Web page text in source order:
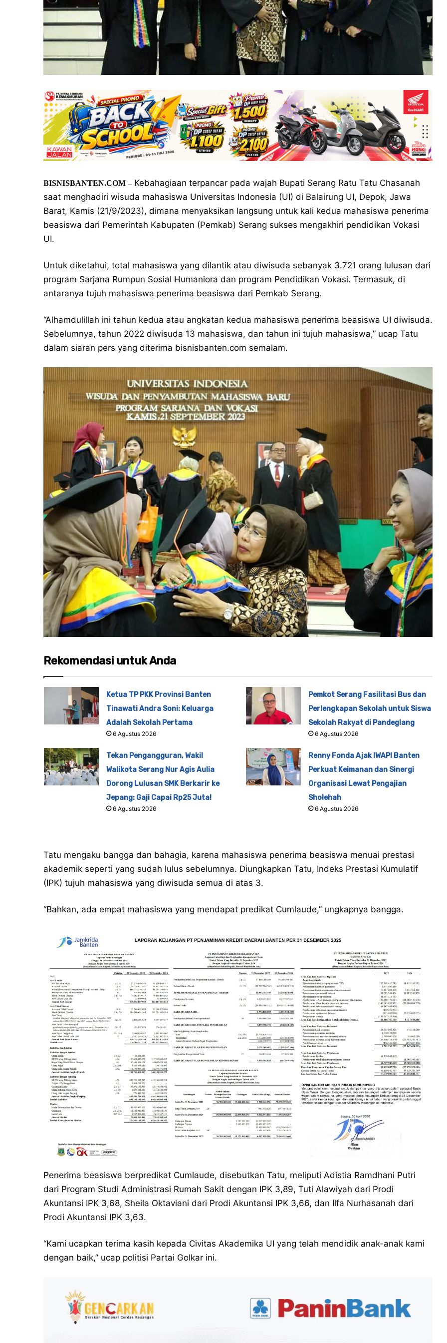
BISNISBANTEN.COM –Kebahagiaan terpancar pada wajah Bupati Serang Ratu Tatu Chasanah
saat menghadiri wisuda mahasiswa Universitas Indonesia (UI) di Balairung UI, Depok, Jawa
Barat, Kamis (21/9/2023), dimana menyaksikan langsung untuk kali kedua mahasiswa penerima
beasiswa dari Pemerintah Kabupaten (Pemkab) Serang sukses mengakhiri pendidikan Vokasi
UI.
Untuk diketahui, total mahasiswa yang dilantik atau diwisuda sebanyak 3.721 orang lulusan dari
program Sarjana Rumpun Sosial Humaniora dan program Pendidikan Vokasi. Termasuk, di
antaranya tujuh mahasiswa penerima beasiswa dari Pemkab Serang.
“Alhamdulillah ini tahun kedua atau angkatan kedua mahasiswa penerima beasiswa UI diwisuda.
Sebelumnya, tahun 2022 diwisuda 13 mahasiswa, dan tahun ini tujuh mahasiswa,” ucap Tatu
dalam siaran pers yang diterima bisnisbanten.com semalam.
Rekomendasi untuk Anda
Ketua TP PKK Provinsi Banten
Tinawati Andra Soni: Keluarga
Adalah Sekolah Pertama
6 Agustus 2026
Pemkot Serang Fasilitasi Bus dan
Perlengkapan Sekolah untuk Siswa
Sekolah Rakyat di Pandeglang
6 Agustus 2026
Tekan Pengangguran, Wakil
Walikota Serang Nur Agis Aulia
Dorong Lulusan SMK Berkarir ke
Jepang: Gaji Capai Rp25 Juta!
6 Agustus 2026
Renny Fonda Ajak IWAPI Banten
Perkuat Keimanan dan Sinergi
Organisasi Lewat Pengajian
Sholehah
6 Agustus 2026
Tatu mengaku bangga dan bahagia, karena mahasiswa penerima beasiswa menuai prestasi
akademik seperti yang sudah lulus sebelumnya. Diungkapkan Tatu, Indeks Prestasi Kumulatif
(IPK) tujuh mahasiswa yang diwisuda semua di atas 3.
“Bahkan, ada empat mahasiswa yang mendapat predikat Cumlaude,” ungkapnya bangga.
Penerima beasiswa berpredikat Cumlaude, disebutkan Tatu, meliputi Adistia Ramdhani Putri
dari Program Studi Administrasi Rumah Sakit dengan IPK 3,89, Tuti Alawiyah dari Prodi
Akuntansi IPK 3,68, Sheila Oktaviani dari Prodi Akuntansi IPK 3,66, dan Ilfa Nurhasanah dari
Prodi Akuntansi IPK 3,63.
“Kami ucapkan terima kasih kepada Civitas Akademika UI yang telah mendidik anak-anak kami
dengan baik,” ucap politisi Partai Golkar ini.